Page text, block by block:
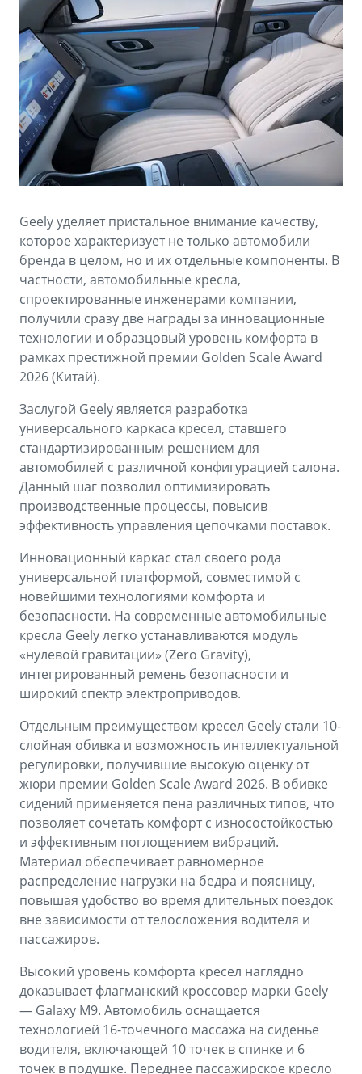
OKAVANGO
от 3 429 990 ₽*
MONJARO
от 4 349 990 ₽*
PREFACE GEELY EX5
Аксессуары
Зарядные устройства
ФИНАНСЫ И УСЛУГИ
Автокредит
Расчет КАСКО
Страхование
GEELY Лизинг
Советы по эксплуатации
Спецпредложения
ПОДДЕРЖКА
Помощь на дорогах
Гарантия Geely
Сервисная книжка
Вопросы и ответы
Geely уделяет пристальное внимание качеству,
которое характеризует не только автомобили
бренда в целом, но и их отдельные компоненты. В
частности, автомобильные кресла,
спроектированные инженерами компании,
получили сразу две награды за инновационные
технологии и образцовый уровень комфорта в
рамках престижной премии Golden Scale Award
2026 (Китай).
Заслугой Geely является разработка
универсального каркаса кресел, ставшего
стандартизированным решением для
автомобилей с различной конфигурацией салона.
Данный шаг позволил оптимизировать
производственные процессы, повысив
эффективность управления цепочками поставок.
Инновационный каркас стал своего рода
универсальной платформой, совместимой с
новейшими технологиями комфорта и
безопасности. На современные автомобильные
кресла Geely легко устанавливаются модуль
«нулевой гравитации» (Zero Gravity),
интегрированный ремень безопасности и
широкий спектр электроприводов.
Отдельным преимуществом кресел Geely стали 10-
слойная обивка и возможность интеллектуальной
регулировки, получившие высокую оценку от
жюри премии Golden Scale Award 2026. В обивке
сидений применяется пена различных типов, что
позволяет сочетать комфорт с износостойкостью
и эффективным поглощением вибраций.
Материал обеспечивает равномерное
распределение нагрузки на бедра и поясницу,
повышая удобство во время длительных поездок
вне зависимости от телосложения водителя и
пассажиров.
Высокий уровень комфорта кресел наглядно
доказывает флагманский кроссовер марки Geely
— Galaxy M9. Автомобиль оснащается
технологией 16-точечного массажа на сиденье
водителя, включающей 10 точек в спинке и 6
точек в подушке. Переднее пассажирское кресло